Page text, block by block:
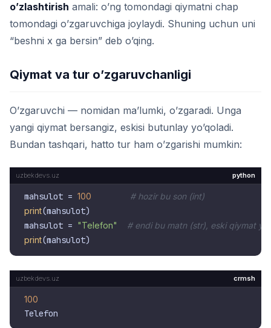
o’zlashtirish amali: o’ng tomondagi qiymatni chap
tomondagi o’zgaruvchiga joylaydi. Shuning uchun uni
“beshni x ga bersin” deb o’qing.
Qiymat va tur o’zgaruvchanligi
O’zgaruvchi — nomidan ma’lumki, o’zgaradi. Unga
yangi qiymat bersangiz, eskisi butunlay yo’qoladi.
Bundan tashqari, hatto tur ham o’zgarishi mumkin:
python
mahsulot = 100
# hozir bu son (int)
print(mahsulot)
mahsulot = "Telefon"
# endi bu matn (str), eski qiymat
print
crmsh
100